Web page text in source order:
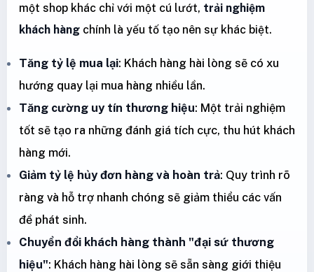
một shop khác chỉ với một cú lướt, trải nghiệm
khách hàng chính là yếu tố tạo nên sự khác biệt.
Tăng tỷ lệ mua lại: Khách hàng hài lòng sẽ có xu
hướng quay lại mua hàng nhiều lần.
Tăng cường uy tín thương hiệu: Một trải nghiệm
tốt sẽ tạo ra những đánh giá tích cực, thu hút khách
hàng mới.
Giảm tỷ lệ hủy đơn hàng và hoàn trả: Quy trình rõ
ràng và hỗ trợ nhanh chóng sẽ giảm thiểu các vấn
đề phát sinh.
Chuyển đổi khách hàng thành "đại sứ thương
hiệu": Khách hàng hài lòng sẽ sẵn sàng giới thiệu